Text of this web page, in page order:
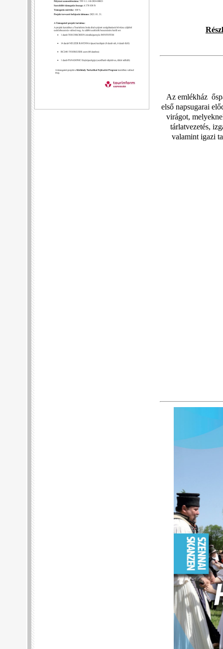
Az emlékház
első napsugarai
virágot,
tárlatvezetés,
valamint igazi